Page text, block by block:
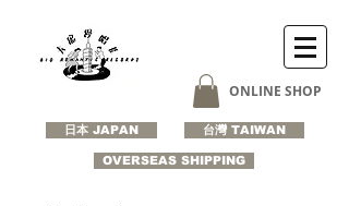
日本 JAPAN
ONLINE SHOP
台灣 TAIWAN
OVERSEAS SHIPPING